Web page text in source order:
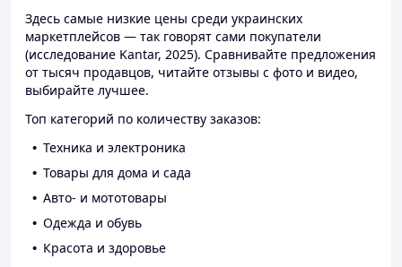
Здесь самые низкие цены среди украинских
маркетплейсов — так говорят сами покупатели
(исследование Kantar, 2025). Сравнивайте предложения
от тысяч продавцов, читайте отзывы с фото и видео,
выбирайте лучшее.
Топ категорий по количеству заказов:
Техника и электроника
Товары для дома и сада
Авто- и мототовары
Одежда и обувь
Красота и здоровье